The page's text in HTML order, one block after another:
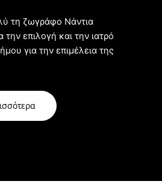
τη ζωγράφο Νάντια
επιλογή και την ιατρό
για την επιμέλεια της